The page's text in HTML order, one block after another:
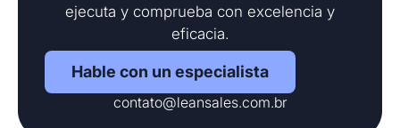
ejecuta y comprueba con excelencia y
eficacia.
Hable con un especialista
contato@leansales.com.br